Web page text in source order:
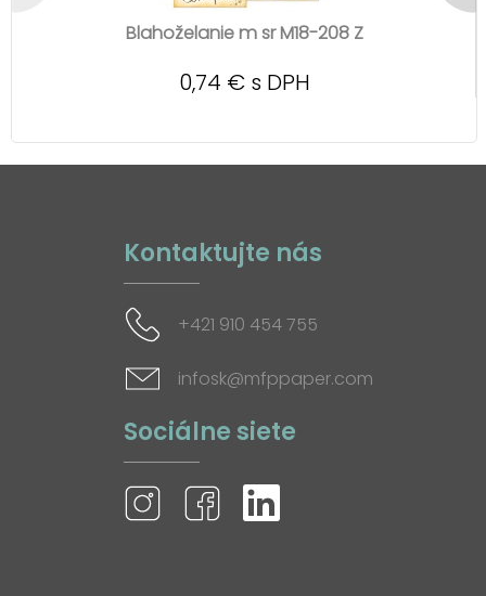
Blahoželanie m sr M18-208 Z
0,74 € s DPH
Kontaktujte nás
+421 910 454 755
infosk@mfppaper.com
Sociálne siete